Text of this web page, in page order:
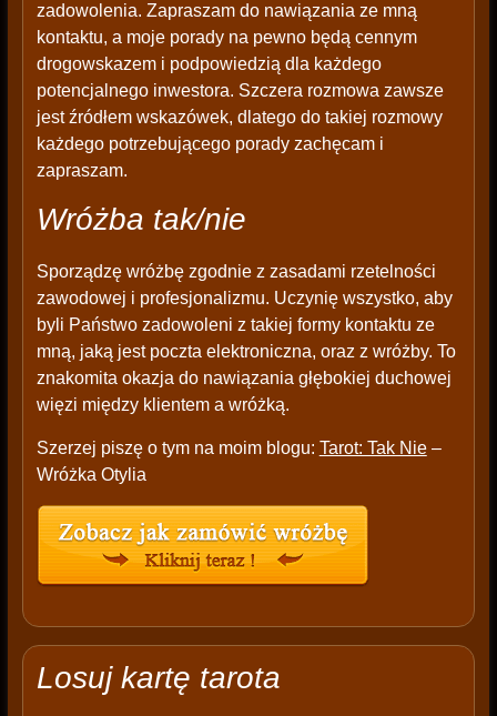
zadowolenia. Zapraszam do nawiązania ze mną
kontaktu, a moje porady na pewno będą cennym
drogowskazem i podpowiedzią dla każdego
potencjalnego inwestora. Szczera rozmowa zawsze
jest źródłem wskazówek, dlatego do takiej rozmowy
każdego potrzebującego porady zachęcam i
zapraszam.
Wróżba tak/nie
Sporządzę wróżbę zgodnie z zasadami rzetelności
zawodowej i profesjonalizmu. Uczynię wszystko, aby
byli Państwo zadowoleni z takiej formy kontaktu ze
mną, jaką jest poczta elektroniczna, oraz z wróżby. To
znakomita okazja do nawiązania głębokiej duchowej
więzi między klientem a wróżką.
Szerzej piszę o tym na moim blogu: Tarot: Tak Nie–
Wróżka Otylia
Losuj kartę tarota